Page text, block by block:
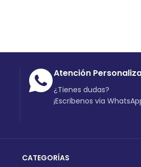
Atención
¿Tienes dudas?
¡Escribenos via
CATEGORÍAS